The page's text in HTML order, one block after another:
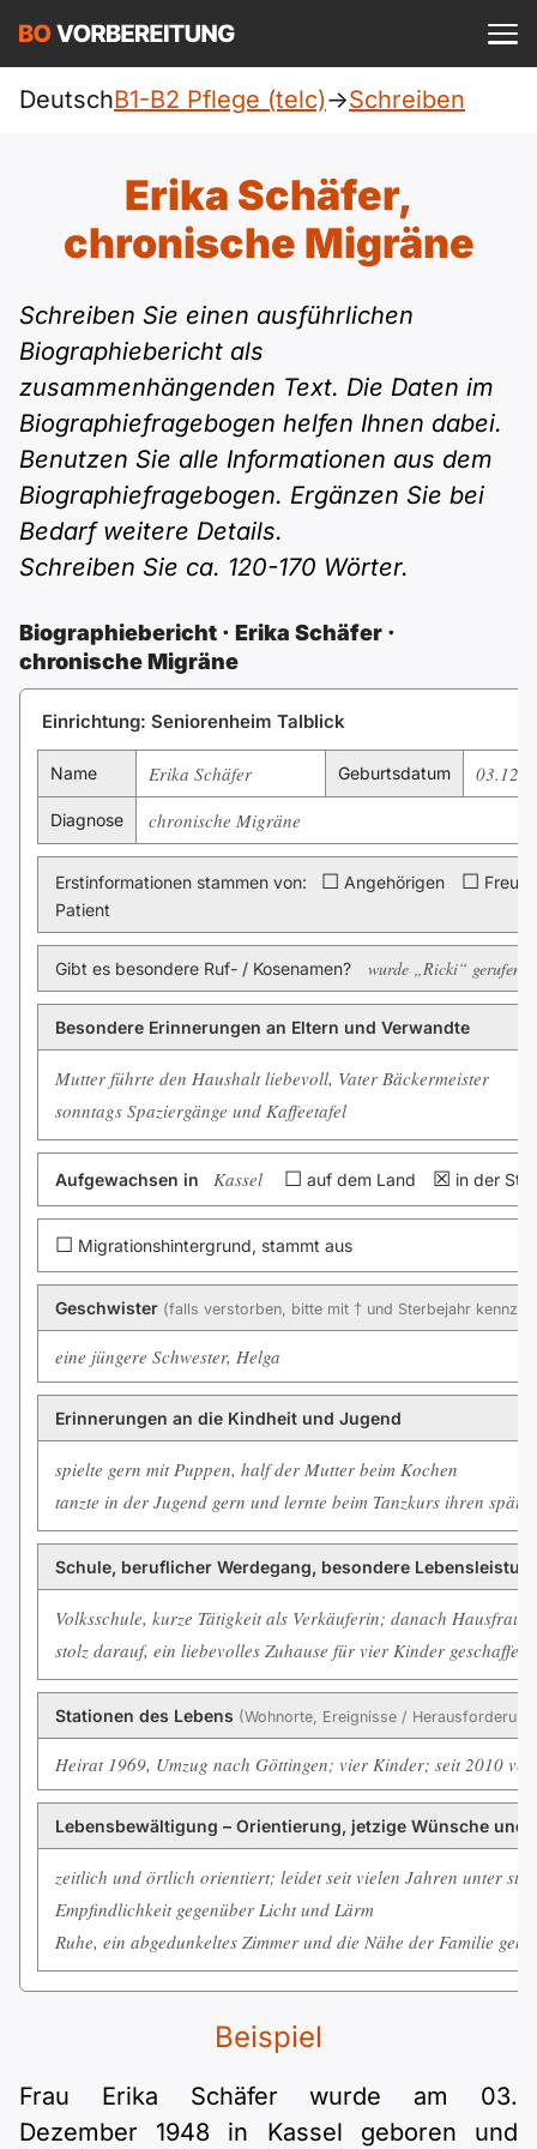
Pflege (telc)
Allgemein
DTZ
Beruf
telc
Goethe
ÖIF
ÖSD
Türkisch
Ukrainisch
Russisch
Polnisch
A1 Allgemein
A1 DTZ
A1 telc
A1 Goethe
A1 ÖIF
A2 Allgemein
A2 DTZ
A2 telc
A2 Goethe
A2 ÖIF
B1
B1 Allgemein
B1 DTZ
B1 Beruf
B1 Goethe
B1 ÖIF
B1 ÖSD
B1 Pflege (telc)
B2
B2 Allgemein
B2 Beruf
B2 Goethe
B2 Pflege (telc)
Blog
Webinare
Online-Kurse
Einbürgerungstest
Spiele
Schulen & Kurse
Lebenslauf erstellen
Motivationsbriefe
Einloggen ist kostenlos?
DeutschB1-B2 Pflege (telc)->Schreiben
Erika Schäfer,
chronische Migräne
Schreiben Sie einen ausführlichen
Biographiebericht als
zusammenhängenden Text. Die Daten im
Biographiefragebogen helfen Ihnen dabei.
Benutzen Sie alle Informationen aus dem
Biographiefragebogen. Ergänzen Sie bei
Bedarf weitere Details.
Schreiben Sie ca. 120-170 Wörter.
Biographiebericht · Erika Schäfer ·
chronische Migräne
Einrichtung: Seniorenheim Talblick
Name Erika Schäfer Geburtsdatum
Diagnose chronische Migräne
Erstinformationen stammen von: ☐ Angehörigen ☐
Patient
Gibt es besondere Ruf- / Kosenamen? wurde „Ricki“ gerufen
Besondere Erinnerungen an Eltern und Verwandte
Mutter führte den Haushalt liebevoll, Vater Bäckermeister
sonntags Spaziergänge und Kaffeetafel
Aufgewachsen in Kassel ☐ auf dem Land ☒ in der
☐ Migrationshintergrund, stammt aus
Geschwister (falls verstorben, bitte mit † und Sterbejahr
eine jüngere Schwester, Helga
Erinnerungen an die Kindheit und Jugend
spielte gern mit Puppen, half der Mutter beim Kochen
tanzte in der Jugend gern und lernte beim Tanzkurs ihren
Schule, beruflicher Werdegang, besondere
Volksschule, kurze Tätigkeit als Verkäuferin; danach Hausfrau
stolz darauf, ein liebevolles Zuhause für vier Kinder geschaffen
Stationen des Lebens (Wohnorte, Ereignisse /
Heirat 1969, Umzug nach Göttingen; vier Kinder; seit 2010
Lebensbewältigung – Orientierung, jetzige Wünsche und
zeitlich und örtlich orientiert; leidet seit vielen Jahren unter
Empfindlichkeit gegenüber Licht und Lärm
Ruhe, ein abgedunkeltes Zimmer und die Nähe der Familie
Beispiel
Frau Erika Schäfer wurde am 03.
Dezember 1948 in Kassel geboren und